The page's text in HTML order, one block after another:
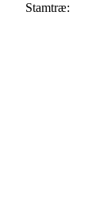
Stamtræ: